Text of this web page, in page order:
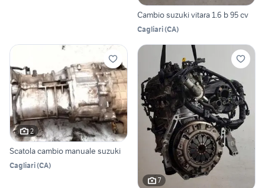
Cambio suzuki vitara 1.6 b 95 cv
Cagliari(CA)
2
Scatola cambio manuale suzuki
Cagliari(CA)
7